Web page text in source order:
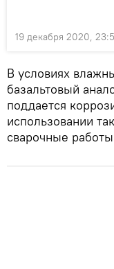
19 декабря 2020,
В условиях
базальтовый
поддается
использовании
сварочные